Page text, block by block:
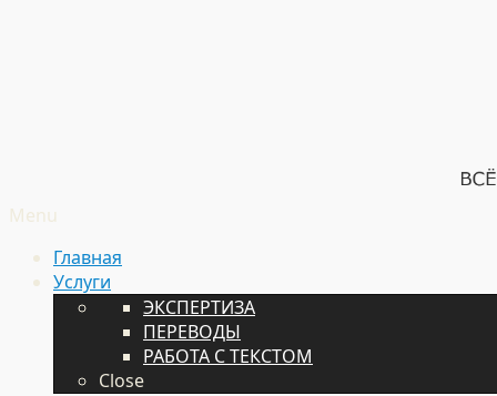
Menu
Главная
Услуги
ЭКСПЕРТИЗА
ПЕРЕВОДЫ
РАБОТА С ТЕКСТОМ
Close